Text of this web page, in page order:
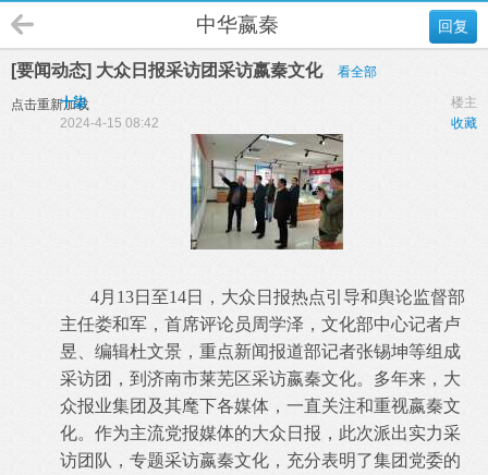
回复
中华嬴秦
[要闻动态] 大众日报采访团采访嬴秦文化 看全部
点击重新加载 楼主
十柒
收藏
2024-4-15 08:42
4月13日至14日，大众日报热点引导和舆论监督部
主任娄和军，首席评论员周学泽，文化部中心记者卢
昱、编辑杜文景，重点新闻报道部记者张锡坤等组成
采访团，到济南市莱芜区采访嬴秦文化。多年来，大
众报业集团及其麾下各媒体，一直关注和重视嬴秦文
化。作为主流党报媒体的大众日报，此次派出实力采
访团队，专题采访嬴秦文化，充分表明了集团党委的